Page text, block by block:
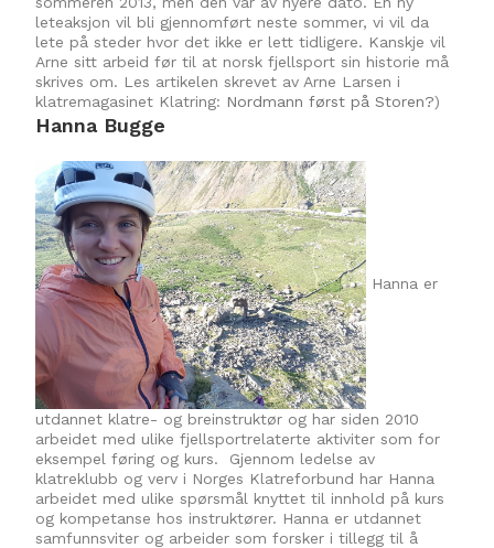
leteaksjon vil bli gjennomført neste sommer, vi vil da
lete på steder hvor det ikke er lett tidligere. Kanskje vil
Arne sitt arbeid før til at norsk fjellsport sin historie må
skrives om. Les artikelen skrevet av Arne Larsen i
klatremagasinet Klatring: Nordmann først på Storen?)
Hanna Bugge
Hanna er
utdannet klatre- og breinstruktør og har siden 2010
arbeidet med ulike fjellsportrelaterte aktiviter som for
eksempel føring og kurs. Gjennom ledelse av
klatreklubb og verv i Norges Klatreforbund har Hanna
arbeidet med ulike spørsmål knyttet til innhold på kurs
og kompetanse hos instruktører. Hanna er utdannet
samfunnsviter og arbeider som forsker i tillegg til å